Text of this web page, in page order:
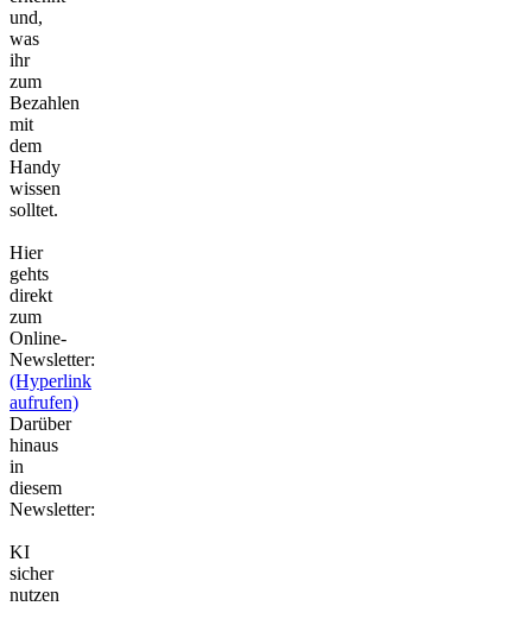
und,
was
ihr
zum
Bezahlen
mit
dem
Handy
wissen
solltet.
Hier
gehts
direkt
zum
Online-
Newsletter:
(Hyperlink
aufrufen)
Darüber
hinaus
in
diesem
Newsletter:
KI
sicher
nutzen